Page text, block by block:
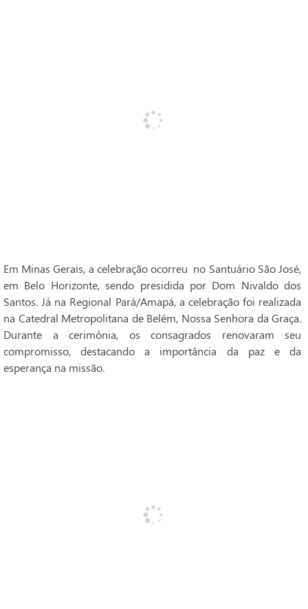
Em Minas Gerais, a celebração ocorreu no Santuário São José,
em Belo Horizonte, sendo presidida por Dom Nivaldo dos
Santos. Já na Regional Pará/Amapá, a celebração foi realizada
na Catedral Metropolitana de Belém, Nossa Senhora da Graça.
Durante a cerimônia, os consagrados renovaram seu
compromisso, destacando a importância da paz e da
esperança na missão.